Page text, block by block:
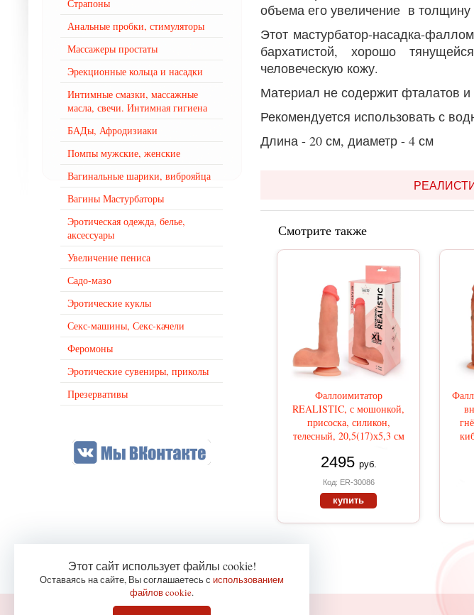
объема его увеличение в толщину
Этот мастурбатор-насадка-
бархатистой, хорошо
человеческую кожу.
Материал не содержит фталатов и
Рекомендуется использовать с
Длина - 20 см, диаметр - 4 см
Смотрите также
Фаллоимитатор
REALISTIC, с мошонкой,
присоска, силикон,
телесный, 20,5(17)х5,3 см
2495 руб.
Код: ER-30086
купить
Страпоны
Анальные пробки, стимуляторы
Массажеры простаты
Эрекционные кольца и насадки
Интимные смазки, массажные
масла, свечи. Интимная гигиена
БАДы, Афродизиаки
Помпы мужские, женские
Вагинальные шарики, виброяйца
Вагины Мастурбаторы
Эротическая одежда, белье,
аксессуары
Увеличение пениса
Садо-мазо
Эротические куклы
Секс-машины, Секс-качели
Феромоны
Эротические сувениры, приколы
Презервативы
Этот сайт использует файлы cookie!
Оставаясь на сайте, Вы соглашаетесь с использованием
файлов cookie.